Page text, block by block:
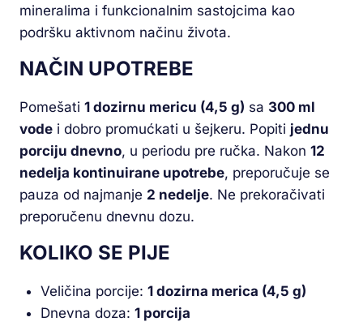
mineralima i funkcionalnim sastojcima kao
podršku aktivnom načinu života.
NAČIN UPOTREBE
Pomešati 1 dozirnu mericu (4,5 g) sa 300 ml
vode i dobro promućkati u šejkeru. Popiti jednu
porciju dnevno, u periodu pre ručka. Nakon 12
nedelja kontinuirane upotrebe, preporučuje se
pauza od najmanje 2 nedelje. Ne prekoračivati
preporučenu dnevnu dozu.
KOLIKO SE PIJE
Veličina porcije: 1 dozirna merica (4,5 g)
Dnevna doza: 1 porcija